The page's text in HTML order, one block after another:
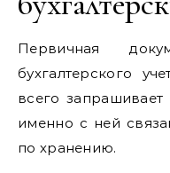
Первичная
бухгалтерского
всего
именно с ней
по хранению.